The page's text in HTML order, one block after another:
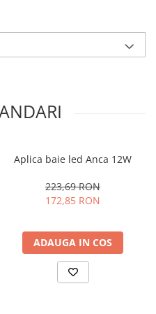
Aplica baie led Anca 12W
223,69 RON
172,85 RON
ADAUGA IN COS